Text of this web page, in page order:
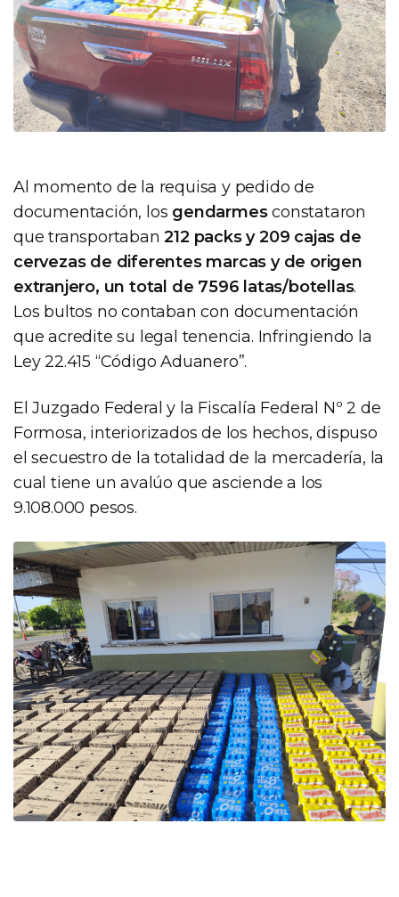
Al momento de la requisa y pedido de
documentación, los gendarmesconstataron
que transportaban212 packs y 209 cajas de
cervezas de diferentes marcas y de origen
extranjero, un total de 7596 latas/botellas.
Los bultos no contaban con documentación
que acredite su legal tenencia. Infringiendo la
Ley 22.415 “Código Aduanero”.
El Juzgado Federal y la Fiscalía Federal Nº 2 de
Formosa, interiorizados de los hechos, dispuso
el secuestro de la totalidad de la mercadería, la
cual tiene un avalúo que asciende a los
9.108.000 pesos.